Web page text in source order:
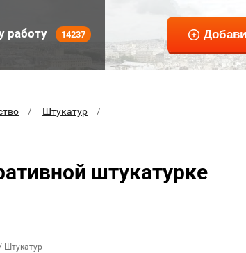
работу 14237
Штукатур
штукатурке
Штукатур